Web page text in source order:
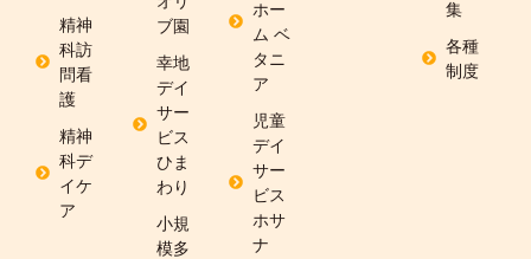
精神
科訪
問看
護
精神
科デ
イケ
ア
ブ園
幸地
デイ
サー
ビス
ひま
わり
小規
模多
ホー
ム ベ
タニ
ア
児童
デイ
サー
ビス
ホサ
ナ
集
各種
制度